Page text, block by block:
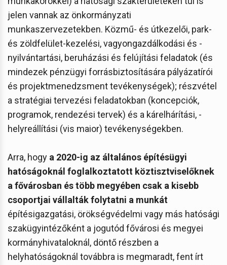
jelen vannak az önkormányzati
munkaszervezetekben. Közmű- és útkezelői, park-
és zöldfelület-kezelési, vagyongazdálkodási és -
nyilvántartási, beruházási és felújítási feladatok (és
mindezek pénzügyi forrásbiztosítására pályázatírói
és projektmenedzsment tevékenységek); részvétel
a stratégiai tervezési feladatokban (koncepciók,
programok, rendezési tervek) és a kárelhárítási, -
helyreállítási (vis maior) tevékenységekben.
Arra, hogy a 2020-ig az általános építésügyi
hatóságoknál foglalkoztatott köztisztviselőknek
a fővárosban és több megyében csak a kisebb
csoportjai vállalták folytatni a munkát
építésigazgatási, örökségvédelmi vagy más hatósági
szakügyintézőként a jogutód fővárosi és megyei
kormányhivataloknál, döntő részben a
helyhatóságoknál továbbra is megmaradt, fent írt